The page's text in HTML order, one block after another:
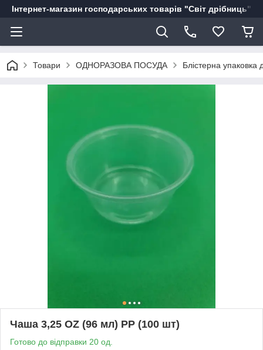
Інтернет-магазин господарських товарів "Світ дрібниць"
Товари ОДНОРАЗОВА ПОСУДА Блістерна упаковка
Чаша 3,25 OZ (96 мл) РР (100 шт)
Готово до відправки 20 од.